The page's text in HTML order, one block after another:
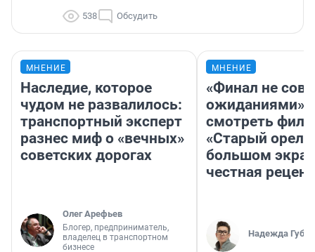
538 Обсудить
МНЕНИЕ
Наследие, которое
чудом не развалилось:
транспортный эксперт
разнес миф о «вечных»
советских дорогах
Олег Арефьев
Блогер, предприниматель,
владелец в транспортном
бизнесе
МНЕНИЕ
«Финал не
ожиданиями»:
смотреть
«Старый орел»
большом
честная
Надежда